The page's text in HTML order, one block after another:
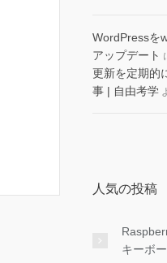
WordPressを
アップデート
更新を定期的
事 | 自由考学
人気の投稿
キーボ